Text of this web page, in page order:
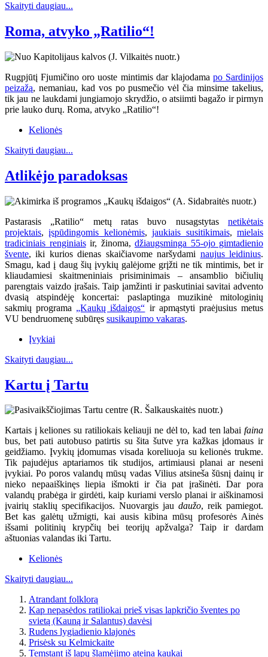
Skaityti daugiau...
Roma, atvyko „Ratilio“!
Rugpjūtį Fjumičino oro uoste mintimis dar klajodama po Sardinijos
peizažą, nemaniau, kad vos po pusmečio vėl čia minsime takelius,
tik jau ne laukdami jungiamojo skrydžio, o atsiimti bagažo ir pirmyn
prie lauko durų. Roma, atvyko „Ratilio“!
Kelionės
Skaityti daugiau...
Atlikėjo paradoksas
Pastarasis „Ratilio“ metų ratas buvo nusagstytas netikėtais
projektais,įspūdingomis kelionėmis,jaukiais susitikimais,mielais
tradiciniais renginiaisir, žinoma, džiaugsminga 55-ojo gimtadienio
švente, iki kurios dienas skaičiavome naršydami naujus leidinius.
Smagu, kad į daug šių įvykių galėjome grįžti ne tik mintimis, bet ir
kliaudamiesi skaitmeniniais prisiminimais – ansamblio bičiulių
parengtais vaizdo įrašais. Taip įamžinti ir paskutiniai savitai advento
dvasią atspindėję koncertai: paslaptinga muzikinė mitologinių
sakmių programa „Kaukų išdaigos“ ir apmąstyti praėjusius metus
VU bendruomenę subūręs susikaupimo vakaras.
Įvykiai
Skaityti daugiau...
Kartu į Tartu
Kartais į keliones su ratiliokais keliauji ne dėl to, kad ten labai faina
bus, bet pati autobuso patirtis su šita šutve yra kažkas įdomaus ir
geidžiamo. Įvykių įdomumas visada koreliuoja su kelionės trukme.
Tik pajudėjus aptariamos tik studijos, artimiausi planai ar neseni
įvykiai. Po poros valandų mūsų vadas Vilius atsineša šūsnį dainų ir
nieko nepaaiškinęs liepia išmokti ir čia pat įrašinėti. Dar pora
valandų prabėga ir girdėti, kaip kuriami verslo planai ir aiškinamosi
įvairių staklių specifikacijos. Nuovargis jau daužo, reik pamiegot.
Bet kas galėtų užmigti, kai ausis kibina mūsų profesorės Ainės
išsami politinių krypčių bei teorijų apžvalga? Taip ir dardam
aštuonias valandas iki Tartu.
Kelionės
Skaityti daugiau...
Atrandant folklorą
Kap nepasėdos ratiliokai prieš visas lapkričio šventes po
svietą (Kauną ir Salantus) davėsi
Rudens lygiadienio klajonės
Prisėsk su Kelmickaite
Temstant iš lapų šlamėjimo ateina kaukai